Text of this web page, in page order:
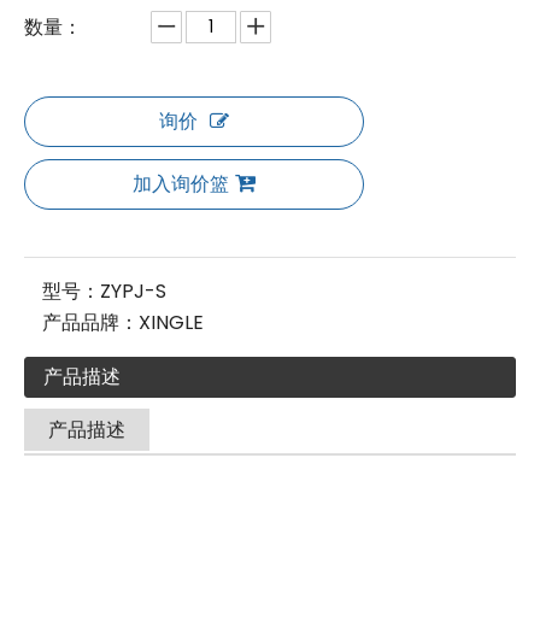
数量：
询价
加入询价篮
型号： ZYPJ-S
产品品牌： XINGLE
产品描述
产品描述